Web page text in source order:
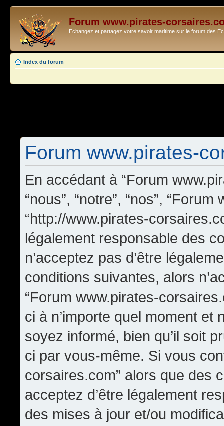
Forum www.pirates-
Echangez et partagez votre savoir maritime sur le forum des
Index du forum
Forum www.pirates-
En accédant à “Forum
“nous”, “notre”, “nos”,
“http://www.pirates-
légalement responsable des
n’acceptez pas d’être
conditions suivantes, alors
“Forum www.pirates-
ci à n’importe quel moment
soyez informé, bien qu’il soit
ci par vous-même. Si vous
corsaires.com” alors que des
acceptez d’être légalement
des mises à jour et/ou